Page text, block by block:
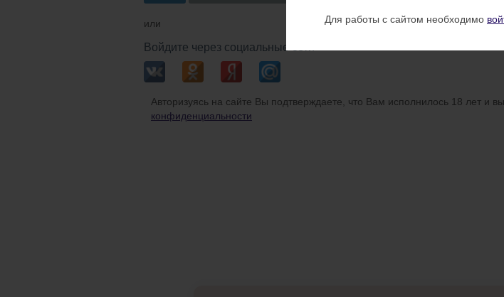
Для работы с сайтом необходимо
или
Войдите через социальные сети
Авторизуясь на сайте Вы подтверждаете, что Вам исполнилось 18 лет и
конфиденциальности